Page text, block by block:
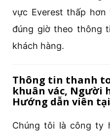
vực Everest thấp hơn
đúng giờ theo thông
khách hàng.
Thông tin thanh
khuân vác, Người
Hướng dẫn viên
Chúng tôi là công ty